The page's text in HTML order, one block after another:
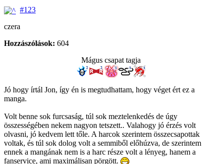
#123
czera
Hozzászólások: 604
Mágus csapat tagja
Jó hogy írtál Jon, így én is megtudhattam, hogy véget ért ez a
manga.
Volt benne sok furcsaság, túl sok meztelenkedés de úgy
összességében nekem nagyon tetszett.. Valahogy jó érzés volt
olvasni, jó kedvem lett tőle. A harcok szerintem összecsapottak
voltak, és túl sok dolog volt a semmiből előhúzva, de szerintem
ennek a mangának nem is a harc része volt a lényeg, hanem a
fanservice, ami maximálisan pörgött.